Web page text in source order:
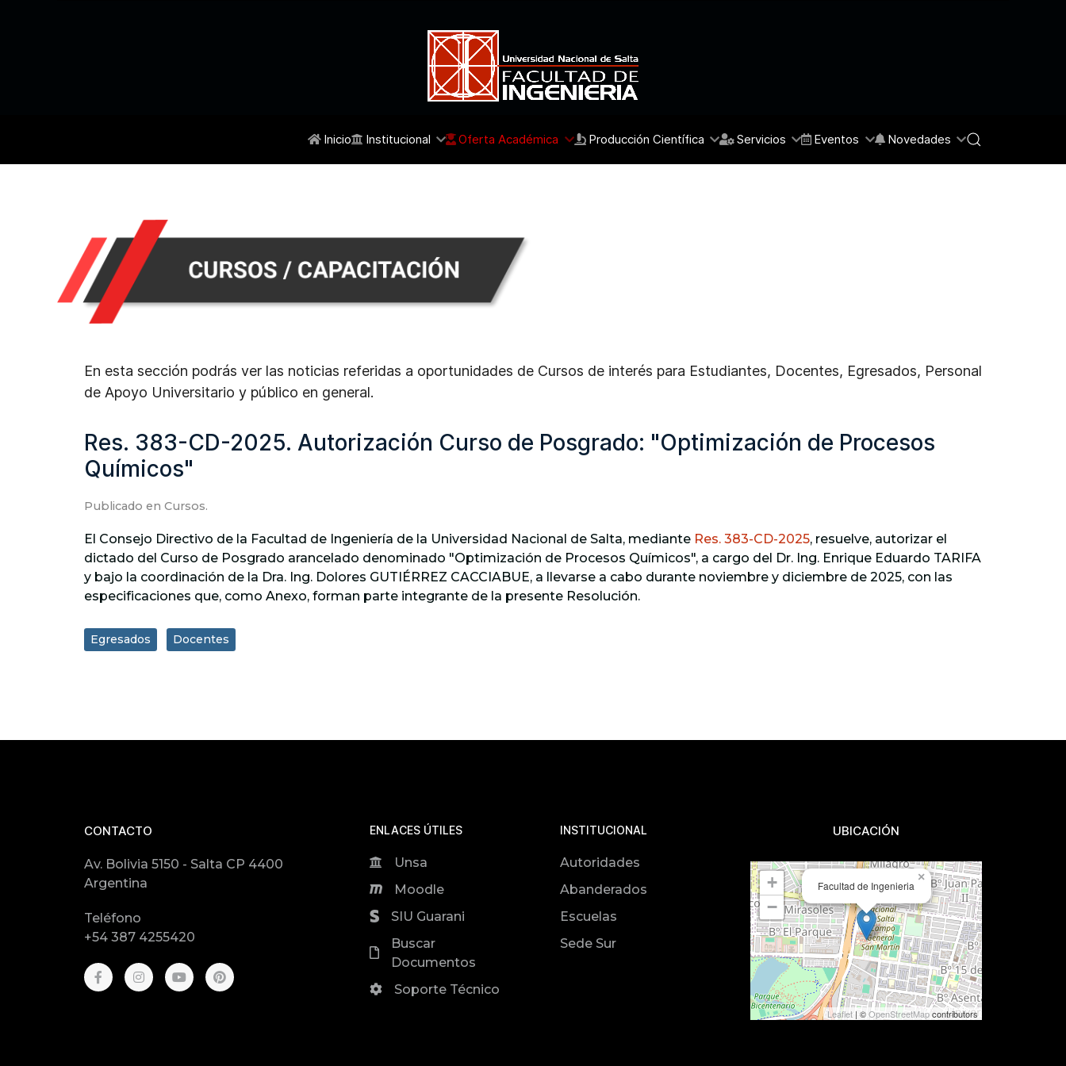
Inicio Institucional Oferta Académica Producción Científica Servicios Eventos Novedades
En esta sección podrás ver las noticias referidas a oportunidades de Cursos de interés para Estudiantes, Docentes, Egresados, Personal
de Apoyo Universitario y público en general.
Res. 383-CD-2025. Autorización Curso de Posgrado: "Optimización de Procesos
Químicos"
Publicado en Cursos.
El Consejo Directivo de la Facultad de Ingeniería de la Universidad Nacional de Salta, mediante Res. 383-CD-2025, resuelve, autorizar el
dictado del Curso de Posgrado arancelado denominado "Optimización de Procesos Químicos", a cargo del Dr. Ing. Enrique Eduardo TARIFA
y bajo la coordinación de la Dra. Ing. Dolores GUTIÉRREZ CACCIABUE, a llevarse a cabo durante noviembre y diciembre de 2025, con las
especificaciones que, como Anexo, forman parte integrante de la presente Resolución.
Egresados Docentes
CONTACTO
Av. Bolivia 5150 - Salta CP 4400
Argentina
Teléfono
+54 387 4255420
ENLACES ÚTILES
Unsa
Moodle
SIU Guarani
Buscar
Documentos
Soporte Técnico
INSTITUCIONAL
Autoridades
Abanderados
Escuelas
Sede Sur
UBICACIÓN
Facultad de Ingenieria
×
+
−
Leaflet | ©OpenStreetMapcontributors